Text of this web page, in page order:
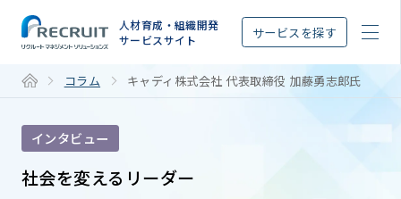
人材育成・組織開発
サービスサイト
サービスを探す
コラム キャディ株式会社 代表取締役 加藤勇志郎氏
インタビュー
社会を変えるリーダー